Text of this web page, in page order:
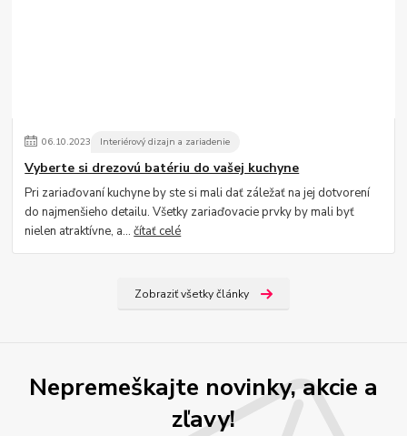
06.10.2023 Interiérový dizajn a zariadenie
Vyberte si drezovú batériu do vašej kuchyne
Pri zariaďovaní kuchyne by ste si mali dať záležať na jej dotvorení
do najmenšieho detailu. Všetky zariaďovacie prvky by mali byť
nielen atraktívne, a...čítať celé
Zobraziť všetky články
Nepremeškajte novinky, akcie a
zľavy!